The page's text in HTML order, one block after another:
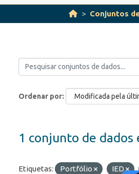
Conjuntos
Ordenar por
1 conjunto de dados
Etiquetas: Portfólio IED